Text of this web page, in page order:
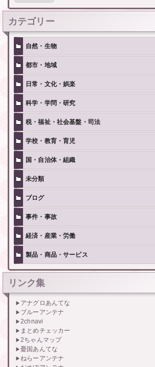
記
事
カテゴリー
自然・生物
都市・地域
日常・文化・娯楽
科学・学問・研究
税・福祉・社会基盤・司法
学校・教育・育児
国・自治体・組織
未分類
ブログ
事件・事故
経済・産業・労働
製品・商品・サービス
リンク集
アナグロあんてな
ブルーアンテナ
2chnavi
まとめチェッカー
2ちゃんマップ
憂国あんてな
ねらーアンテナ